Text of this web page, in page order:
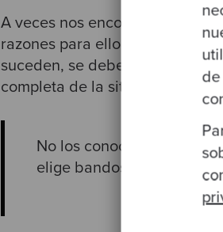
A veces nos encontramos con
razones para ello, por lo que,
suceden, se deben cumplir
completa de la situación.
No los conocemos; ellos
elige bandos.